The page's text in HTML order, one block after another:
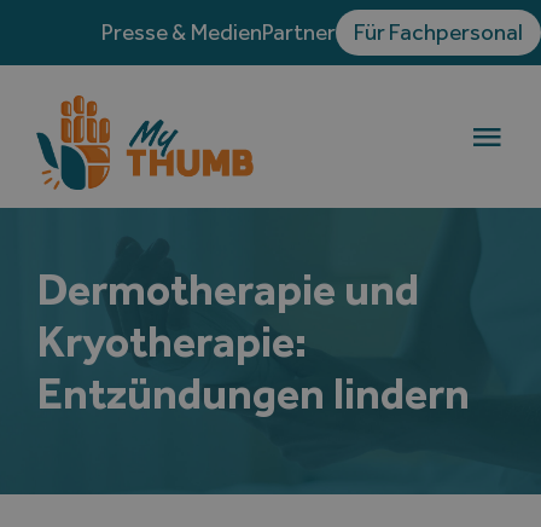
to
content
Presse & MedienPartner Für Fachpersonal
Die Rhizarthrose
Behandlungen
Erfahrungsberichte
Dermotherapie und
Kryotherapie:
Entzündungen lindern